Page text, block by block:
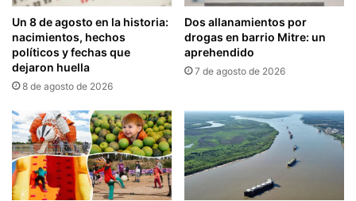
Un 8 de agosto en la historia:
nacimientos, hechos
políticos y fechas que
dejaron huella
8 de agosto de 2026
Dos allanamientos por
drogas en barrio Mitre: un
aprehendido
7 de agosto de 2026